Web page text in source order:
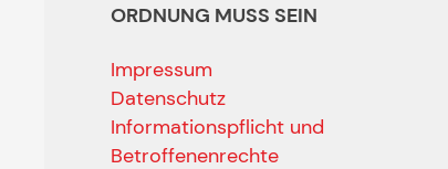
ORDNUNG MUSS SEIN
Impressum
Datenschutz
Informationspflicht und
Betroffenenrechte